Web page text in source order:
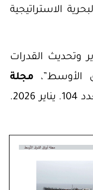
الاستراتيجية
وتحديث القدرات
الأوسط”، مجلة
. العدد 104. يناير 2026.